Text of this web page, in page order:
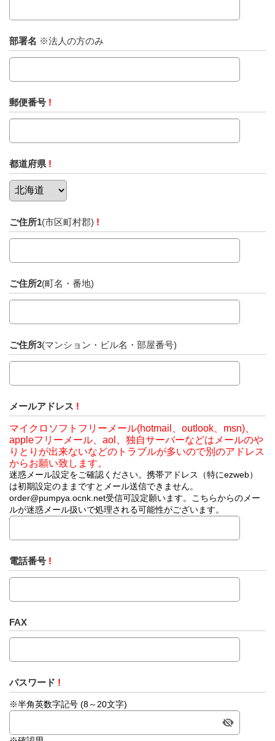
部署名 ※法人の方のみ
郵便番号 !
都道府県 !
ご住所1(市区町村郡) !
ご住所2(町名・番地)
ご住所3(マンション・ビル名・部屋番号)
メールアドレス !
マイクロソフトフリーメール(hotmail、outlook、msn)、
appleフリーメール、aol、独自サーバーなどはメールのや
りとりが出来ないなどのトラブルが多いので別のアドレス
からお願い致します。
迷惑メール設定をご確認ください。携帯アドレス（特にezweb）
は初期設定のままですとメール送信できません。
order@pumpya.ocnk.net受信可設定願います。こちらからのメー
ルが迷惑メール扱いで処理される可能性がございます。
電話番号 !
FAX
パスワード !
※半角英数字記号 (8～20文字)